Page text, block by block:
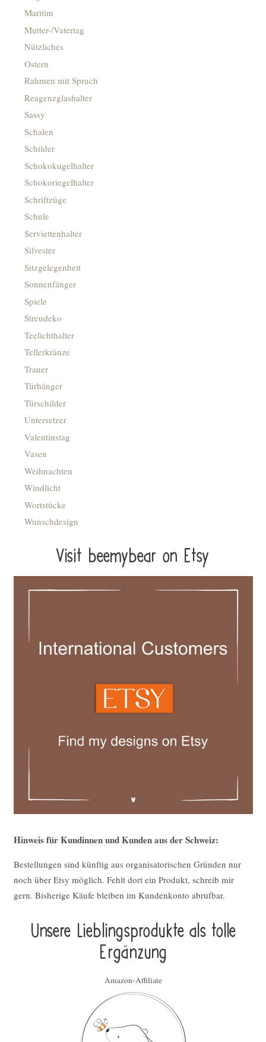
Maritim
Mutter-/Vatertag
Nützliches
Ostern
Rahmen mit Spruch
Reagenzglashalter
Sassy
Schalen
Schilder
Schokokugelhalter
Schokoriegelhalter
Schriftzüge
Schule
Serviettenhalter
Silvester
Sitzgelegenheit
Sonnenfänger
Spiele
Streudeko
Teelichthalter
Tellerkränze
Trauer
Türhänger
Türschilder
Untersetzer
Valentinstag
Vasen
Weihnachten
Windlicht
Wortstücke
Wunschdesign
Visit beemybear on Etsy
Hinweis für Kundinnen und Kunden aus der Schweiz:
Bestellungen sind künftig aus organisatorischen Gründen nur
noch über Etsy möglich. Fehlt dort ein Produkt, schreib mir
gern. Bisherige Käufe bleiben im Kundenkonto abrufbar.
Unsere Lieblings­pro­duk­te als tolle
Ergän­zung
Amazon-Affiliate